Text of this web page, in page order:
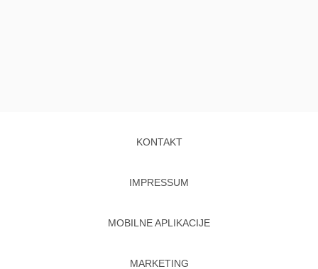
KONTAKT
IMPRESSUM
MOBILNE APLIKACIJE
MARKETING